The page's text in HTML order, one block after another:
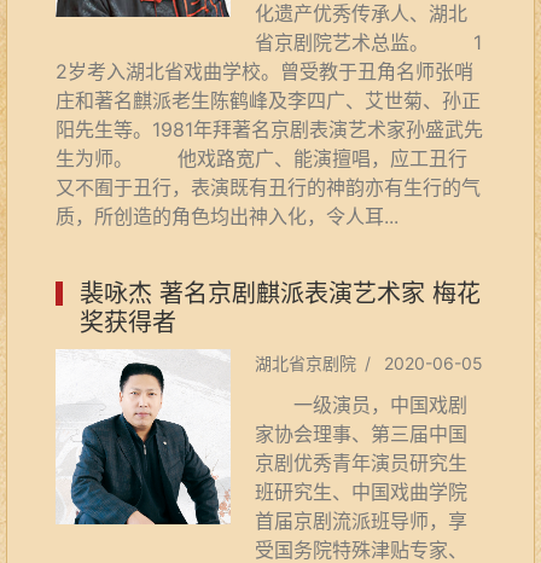
化遗产优秀传承人、湖北
省京剧院艺术总监。 1
2岁考入湖北省戏曲学校。曾受教于丑角名师张哨
庄和著名麒派老生陈鹤峰及李四广、艾世菊、孙正
阳先生等。1981年拜著名京剧表演艺术家孙盛武先
生为师。 他戏路宽广、能演擅唱，应工丑行
又不囿于丑行，表演既有丑行的神韵亦有生行的气
质，所创造的角色均出神入化，令人耳...
裴咏杰 著名京剧麒派表演艺术家 梅花
奖获得者
湖北省京剧院 / 2020-06-05
一级演员，中国戏剧
家协会理事、第三届中国
京剧优秀青年演员研究生
班研究生、中国戏曲学院
首届京剧流派班导师，享
受国务院特殊津贴专家、